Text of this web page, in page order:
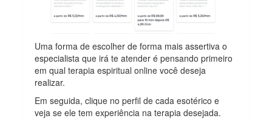
Uma forma de escolher de forma mais assertiva o
especialista que irá te atender é pensando primeiro
em qual terapia espiritual online você deseja
realizar.
Em seguida, clique no perfil de cada esotérico e
veja se ele tem experiência na terapia desejada.